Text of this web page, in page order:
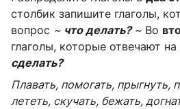
столбик запишите глаголы,
вопрос ~ что делать?~ Во
глаголы, которые отвечают
сделать?
Плавать, помогать, прыгнуть,
лететь, скучать, бежать,